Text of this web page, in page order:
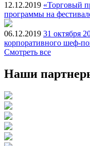
12.12.2019 «Торговый
программы на
06.12.2019 31 октября
корпоративного шеф-
Смотреть все
Наши